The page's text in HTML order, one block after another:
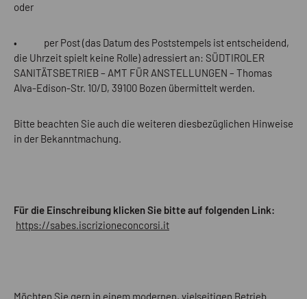
oder
• per Post (das Datum des Poststempels ist entscheidend,
die Uhrzeit spielt keine Rolle) adressiert an: SÜDTIROLER
SANITÄTSBETRIEB – AMT FÜR ANSTELLUNGEN – Thomas
Alva-Edison-Str. 10/D, 39100 Bozen übermittelt werden.
Bitte beachten Sie auch die weiteren diesbezüglichen Hinweise
in der Bekanntmachung.
Für die Einschreibung klicken Sie bitte auf folgenden Link:
https://sabes.iscrizioneconcorsi.it
Möchten Sie gern in einem modernen, vielseitigen Betrieb